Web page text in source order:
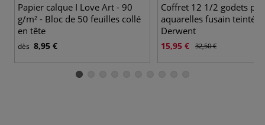
Papier calque I Love Art - 90
g/m² - Bloc de 50 feuilles collé
en tête
dès 8,95 €
Coffret 12 1/2 godets
aquarelles fusain teinté
Derwent
15,95 € 32,50 €